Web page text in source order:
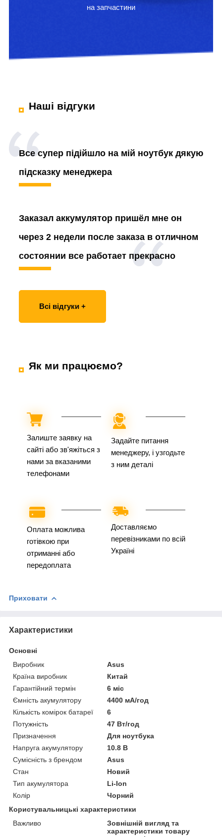
на запчастини
Наші відгуки
Все супер підійшло на мій ноутбук дякую
підсказку менеджера
Заказал аккумулятор пришёл мне он
через 2 недели после заказа в отличном
состоянии все работает прекрасно
Всі відгуки +
Як ми працюємо?
Залиште заявку на
сайті або зв'яжіться з
нами за вказаними
телефонами
Задайте питання
менеджеру, і узгодьте
з ним деталі
Оплата можлива
готівкою при
отриманні або
передоплата
Доставляємо
перевізниками по всій
Україні
Приховати
Характеристики
Основні
Виробник
Asus
Країна виробник
Китай
Гарантійний термін
6 міс
Ємність акумулятору
4400 мА/год
Кількість комірок батареї
6
Потужність
47 Вт/год
Призначення
Для ноутбука
Напруга акумулятору
10.8 В
Сумісність з брендом
Asus
Стан
Новий
Тип акумулятора
Li-Ion
Колір
Чорний
Користувальницькі характеристики
Важливо
Зовнішній вигляд та
характеристики товару